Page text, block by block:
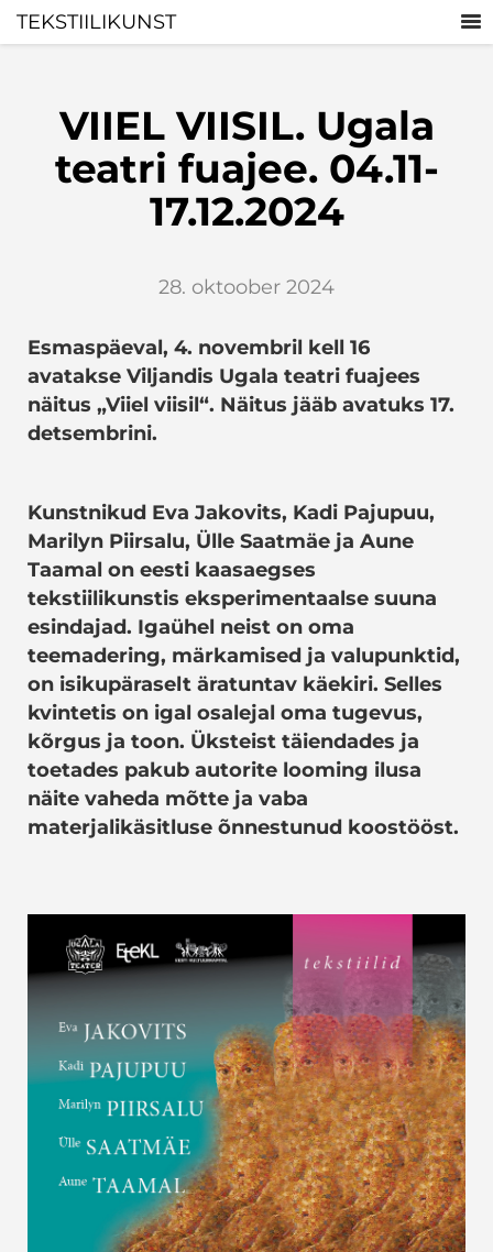
TEKSTIILIKUNST
VIIEL VIISIL. Ugala
teatri fuajee. 04.11-
17.12.2024
28. oktoober 2024
Esmaspäeval, 4. novembril kell 16
avatakse Viljandis Ugala teatri fuajees
näitus „Viiel viisil“. Näitus jääb avatuks 17.
detsembrini.
Kunstnikud Eva Jakovits, Kadi Pajupuu,
Marilyn Piirsalu, Ülle Saatmäe ja Aune
Taamal on eesti kaasaegses
tekstiilikunstis eksperimentaalse suuna
esindajad. Igaühel neist on oma
teemadering, märkamised ja valupunktid,
on isikupäraselt äratuntav käekiri. Selles
kvintetis on igal osalejal oma tugevus,
kõrgus ja toon. Üksteist täiendades ja
toetades pakub autorite looming ilusa
näite vaheda mõtte ja vaba
materjalikäsitluse õnnestunud koostööst.